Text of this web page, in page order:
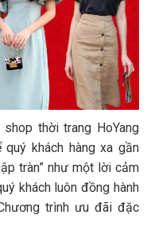
thời trang HoYang
khách hàng xa gần
tràn” như một lời cảm
khách luôn đồng hành
trình ưu đãi đặc